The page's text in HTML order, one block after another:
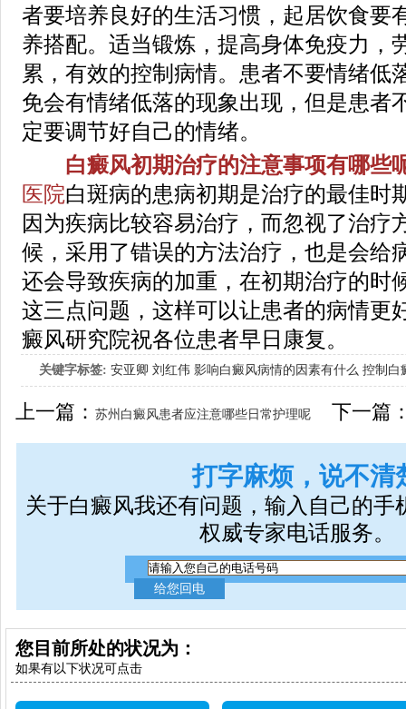
者要培养良好的生活习惯，起居饮食要
养搭配。适当锻炼，提高身体免疫力，
累，有效的控制病情。患者不要情绪低
免会有情绪低落的现象出现，但是患者
定要调节好自己的情绪。
白癜风初期治疗的注意事项有哪些
医院白斑病的患病初期是治疗的最佳时
因为疾病比较容易治疗，而忽视了治疗
候，采用了错误的方法治疗，也是会给
还会导致疾病的加重，在初期治疗的时
这三点问题，这样可以让患者的病情更
癜风研究院祝各位患者早日康复。
关键字标签: 安亚卿 刘红伟 影响白癜风病情的因素有什么 控制白
女生应该如何治疗呢
上一篇：苏州白癜风患者应注意哪些日常护理呢 下一篇
打字麻烦，说不清
关于白癜风我还有问题，输入自己的手
权威专家电话服务。
您目前所处的状况为：
如果有以下状况可点击